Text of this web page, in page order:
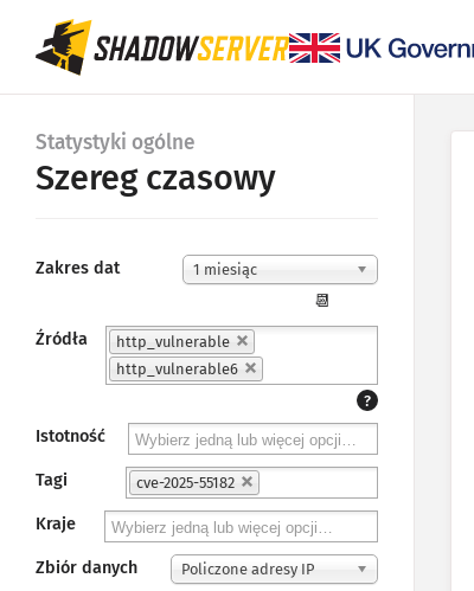
Statystyki ogólne
Szereg czasowy
Zakres dat 1 miesiąc
📆
Źródła
http_vulnerable
http_vulnerable6
?
Istotność
Tagi cve-2025-55182
Kraje
Zbiór danych Policzone adresy IP